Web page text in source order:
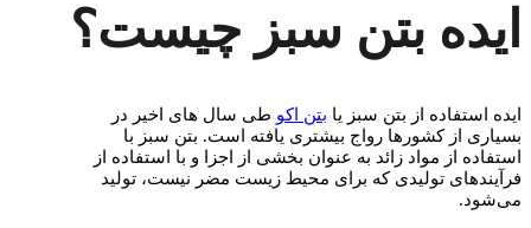
ایده بتن سبز چیست؟
ایده استفاده از بتن سبز یا بتن اکو طی سال‌ های اخیر در
بسیاری از کشورها رواج بیشتری یافته است. بتن سبز با
استفاده از مواد زائد به عنوان بخشی از اجزا و با استفاده از
فرآیندهای تولیدی که برای محیط زیست مضر نیست، تولید
می‌شود.